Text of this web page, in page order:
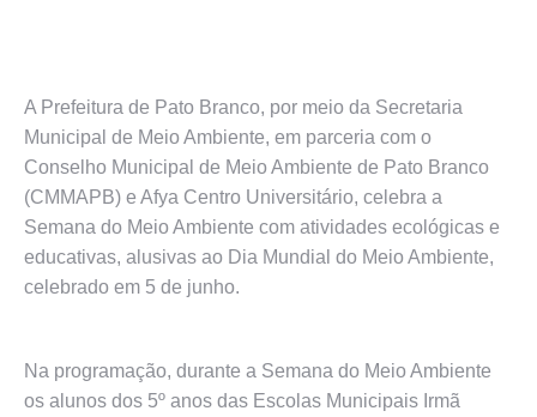
A Prefeitura de Pato Branco, por meio da Secretaria
Municipal de Meio Ambiente, em parceria com o
Conselho Municipal de Meio Ambiente de Pato Branco
(CMMAPB) e Afya Centro Universitário, celebra a
Semana do Meio Ambiente com atividades ecológicas e
educativas, alusivas ao Dia Mundial do Meio Ambiente,
celebrado em 5 de junho.
Na programação, durante a Semana do Meio Ambiente
os alunos dos 5º anos das Escolas Municipais Irmã